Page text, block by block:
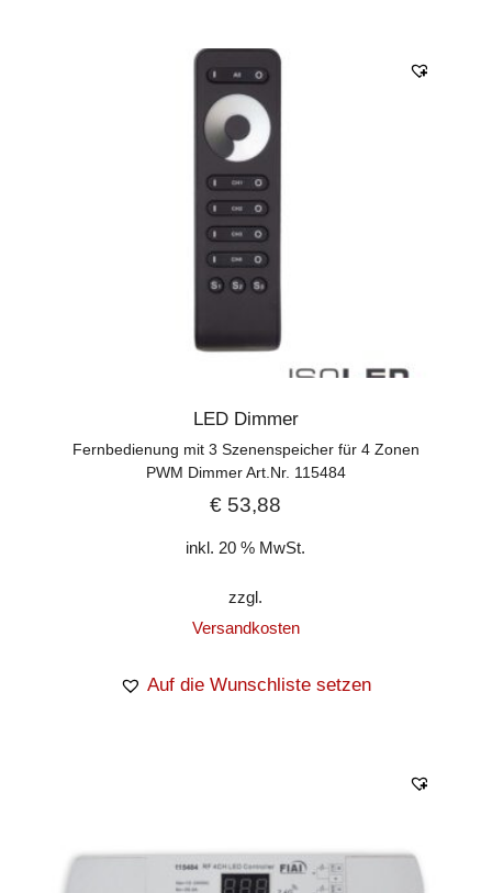
LED Dimmer
Fernbedienung mit 3 Szenenspeicher für 4 Zonen
PWM Dimmer Art.Nr. 115484
€ 53,88
inkl. 20 % MwSt.
zzgl.
Versandkosten
Auf die Wunschliste setzen